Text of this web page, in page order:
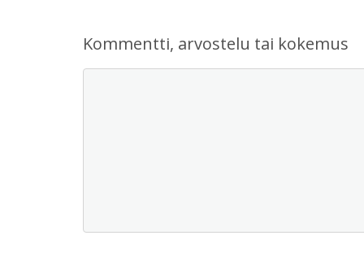
Kommentti, arvostelu tai kokemus